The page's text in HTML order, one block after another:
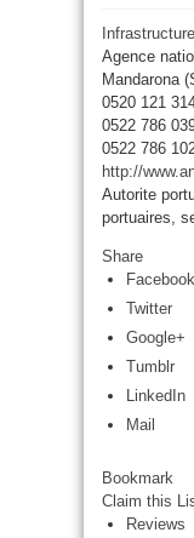
Agence
Mandarona
0520 121
0522 786
0522 786
http://
Autorite
portuaires,
Share
Facebook
Twitter
Google+
Tumblr
LinkedIn
Mail
Bookmark
Claim this
Reviews